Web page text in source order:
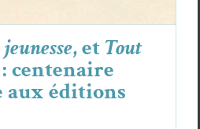
, etTout
centenaire
éditions